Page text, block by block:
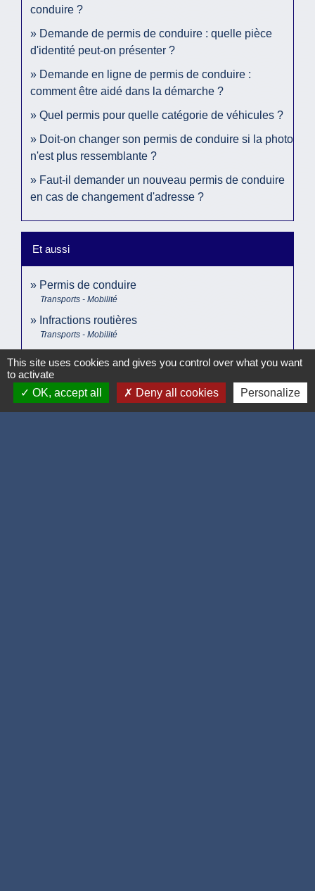
conduire ?
Demande de permis de conduire : quelle pièce
d'identité peut-on présenter ?
Demande en ligne de permis de conduire :
comment être aidé dans la démarche ?
Quel permis pour quelle catégorie de véhicules ?
Doit-on changer son permis de conduire si la photo
n'est plus ressemblante ?
Faut-il demander un nouveau permis de conduire
en cas de changement d'adresse ?
Et aussi
Permis de conduire
Transports - Mobilité
Infractions routières
Transports - Mobilité
Pour en savoir plus
This site uses cookies and gives you control over what you want
to activate
OK, accept all
Deny all cookies Personalize